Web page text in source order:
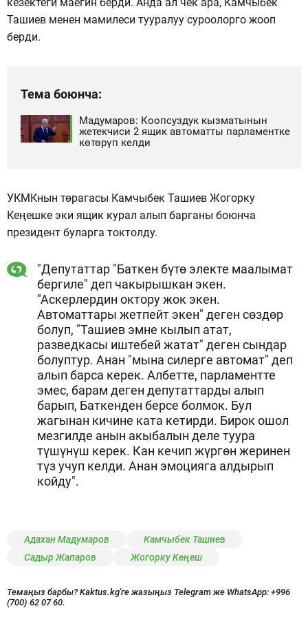
Ташиев менен мамилеси тууралуу суроолорго жооп
берди.
Тема боюнча:
Мадумаров: Коопсуздук кызматынын
жетекчиси 2 ящик автоматты парламентке
көтөрүп келди
УКМКнын төрагасы Камчыбек Ташиев Жогорку
Кеңешке эки ящик курал алып барганы боюнча
президент буларга токтолду.
"Депутаттар "Баткен бүтө электе маалымат
бергиле" деп чакырышкан экен.
"Аскерлердин октору жок экен.
Автоматтары жетпейт экен" деген сөздөр
болуп, "Ташиев эмне кылып атат,
разведкасы иштебей жатат" деген сындар
болуптур. Анан "мына силерге автомат" деп
алып барса керек. Албетте, парламентте
эмес, барам деген депутаттарды алып
барып, Баткенден берсе болмок. Бул
жагынан кичине ката кетирди. Бирок ошол
мезгилде анын акыбалын деле туура
түшүнүш керек. Кан кечип жүргөн жеринен
түз учуп келди. Анан эмоцияга алдырып
койду".
Адахан Мадумаров
Камчыбек Ташиев
Садыр Жапаров
Жогорку Кеңеш
Темаңыз барбы? Kaktus.kg'ге жазыңыз Telegram же WhatsApp: +996
(700) 62 07 60.